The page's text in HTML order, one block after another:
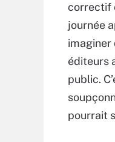
correctif
journée
imaginer
éditeurs
public.
pourrait